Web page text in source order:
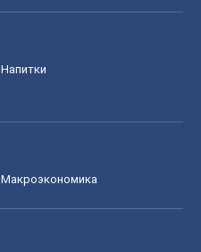
Напитки
Mакроэкономика